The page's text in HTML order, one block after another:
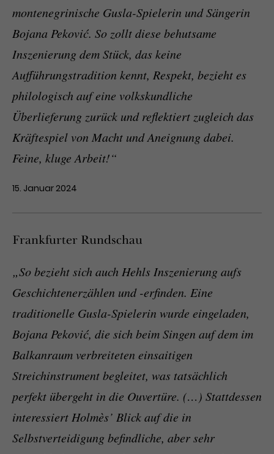
montenegrinische Gusla-Spielerin und Sängerin
Bojana Peković. So zollt diese behutsame
Inszenierung dem Stück, das keine
Aufführungstradition kennt, Respekt, bezieht es
philologisch auf eine volkskundliche
Überlieferung zurück und reflektiert zugleich das
Kräftespiel von Macht und Aneignung dabei.
Feine, kluge Arbeit!“
15. Januar 2024
Frankfurter Rundschau
„So bezieht sich auch Hehls Inszenierung aufs
Geschichtenerzählen und -erfinden. Eine
traditionelle Gusla-Spielerin wurde eingeladen,
Bojana Peković, die sich beim Singen auf dem im
Balkanraum verbreiteten einsaitigen
Streichinstrument begleitet, was tatsächlich
perfekt übergeht in die Ouvertüre. (…) Stattdessen
interessiert Holmès’ Blick auf die in
Selbstverteidigung befindliche, aber sehr